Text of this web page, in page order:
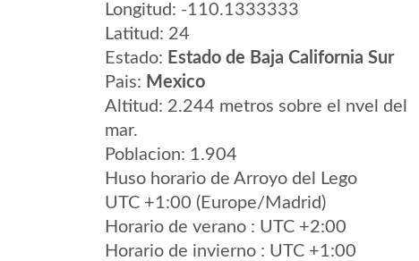
Longitud: -110.1333333
Latitud: 24
Estado: Estado de Baja California Sur
Pais: Mexico
Altitud: 2.244 metros sobre el nvel del
mar.
Poblacion: 1.904
Huso horario de Arroyo del Lego
UTC +1:00 (Europe/Madrid)
Horario de verano : UTC +2:00
Horario de invierno : UTC +1:00